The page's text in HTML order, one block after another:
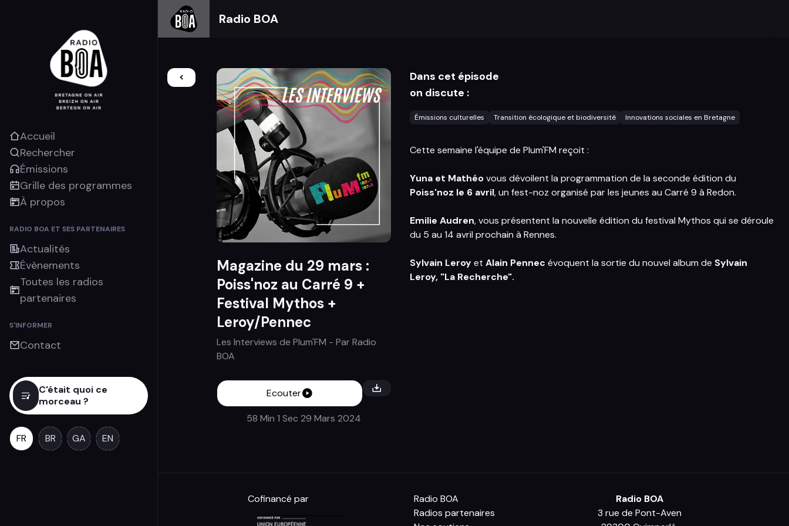
Accueil
Rechercher
Émissions
Grille des programmes
À propos
RADIO BOA ET SES PARTENAIRES
Actualités
Évènements
Toutes les radios
partenaires
S'INFORMER
Contact
C'était quoi ce
morceau ?
FR BR GA EN
Radio BOA
Magazine du 29 mars :
Poiss'noz au Carré 9 +
Festival Mythos +
Leroy/Pennec
Les Interviews de Plum'FM - ParRadio
BOA
Ecouter
58 Min 1 Sec 29 Mars 2024
Dans cet épisode
on discute :
Émissions culturelles Transition écologique et biodiversité Innovations sociales en Bretagne
Cette semaine l'équipe de Plum'FM reçoit :
Yuna et Mathéovous dévoilent la programmation de la seconde édition du
Poiss'noz le 6 avril, un fest-noz organisé par les jeunes au Carré 9 à Redon.
Emilie Audren, vous présentent la nouvelle édition du festival Mythos qui se déroule
du 5 au 14 avril prochain à Rennes.
Sylvain Leroyet Alain Pennec évoquent la sortie du nouvel album de Sylvain
Leroy, "La Recherche".
Cofinancé par
Radio BOA
Radios partenaires
Radio BOA
3 rue de Pont-Aven